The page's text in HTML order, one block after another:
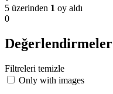
5 üzerinden 1 oy aldı
0
Değerlendirmeler
Filtreleri temizle
Only with images